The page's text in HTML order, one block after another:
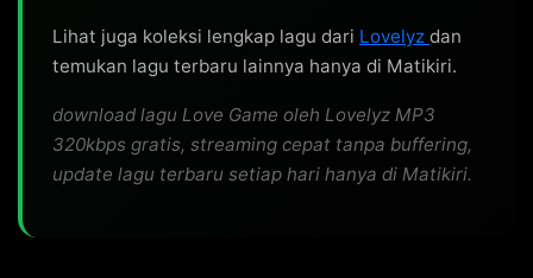
Lihat juga koleksi lengkap lagu dari Lovelyz dan
temukan lagu terbaru lainnya hanya di Matikiri.
download lagu Love Game oleh Lovelyz MP3
320kbps gratis, streaming cepat tanpa buffering,
update lagu terbaru setiap hari hanya di Matikiri.